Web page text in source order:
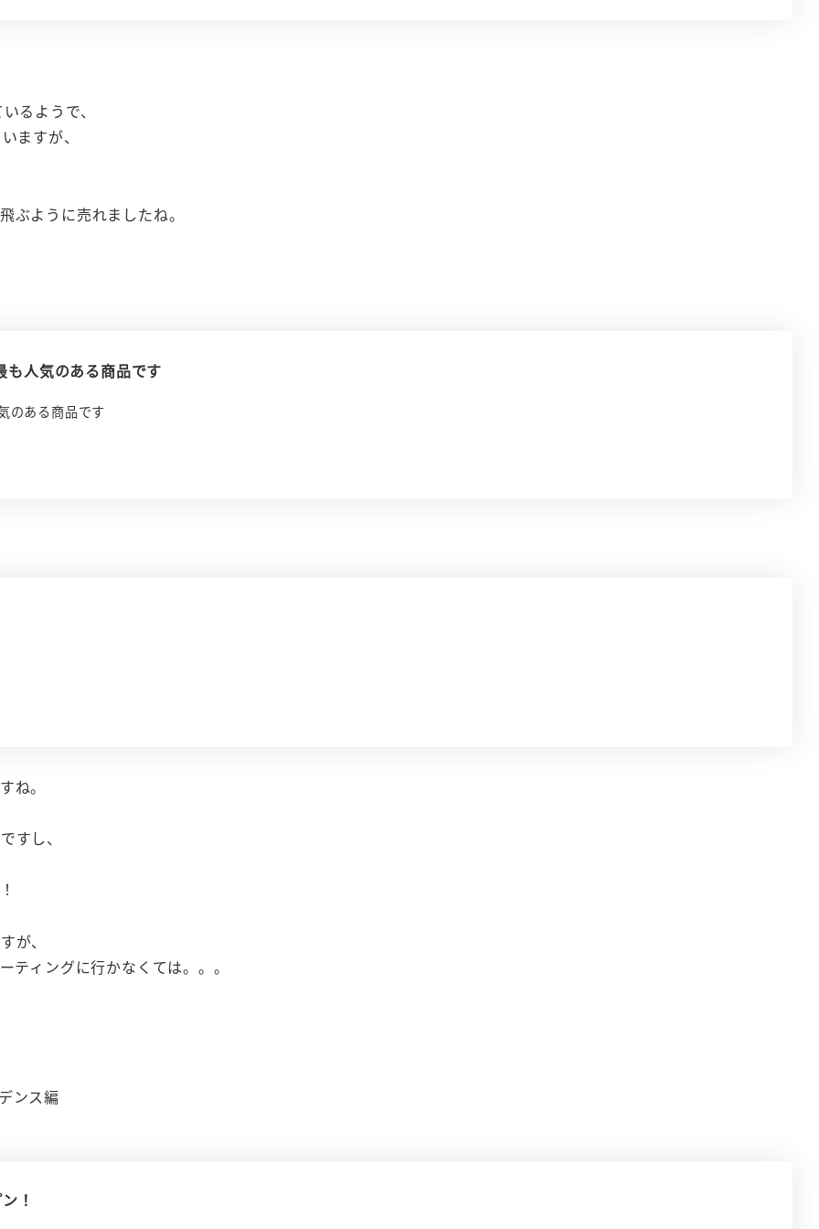
るようで、
ますが、
ぶように売れましたね。
人気のある商品です
のある商品です
ね。
すし、
が、
ティングに行かなくては。。。
ンス編
！